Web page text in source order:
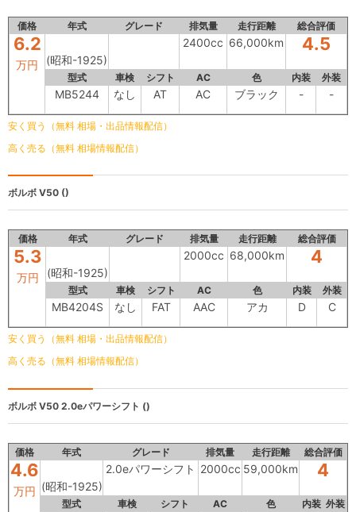
価格 年式 グレード 排気量 走行距離 総合評価
6.2
万円 (昭和-1925)
2400cc 66,000km 4.5
型式 車検 シフト AC 色 内装 外装
MB5244 なし AT AC ブラック - -
安く買う（無料 相場・出品情報配信）
高く売る（無料 相場情報配信）
ボルボ V50 ()
価格 年式 グレード 排気量 走行距離 総合評価
5.3
万円 (昭和-1925)
2000cc 68,000km 4
型式 車検 シフト AC 色 内装 外装
MB4204S なし FAT AAC アカ D C
安く買う（無料 相場・出品情報配信）
高く売る（無料 相場情報配信）
ボルボ V50 2.0eパワーシフト ()
価格 年式 グレード 排気量 走行距離 総合評価
4.6
万円 (昭和-1925)
2.0eパワーシフト 2000cc 59,000km 4
型式 車検 シフト AC 色 内装 外装